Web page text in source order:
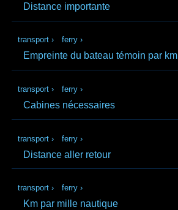
Distance importante
transport › ferry ›
Empreinte du bateau témoin par km
transport › ferry ›
Cabines nécessaires
transport › ferry ›
Distance aller retour
transport › ferry ›
Km par mille nautique